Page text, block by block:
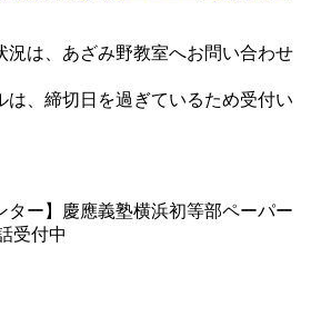
況は、あざみ野教室へお問い合わせ
は、締切日を過ぎているため受付い
ター】慶應義塾横浜初等部ペーパー
受付中